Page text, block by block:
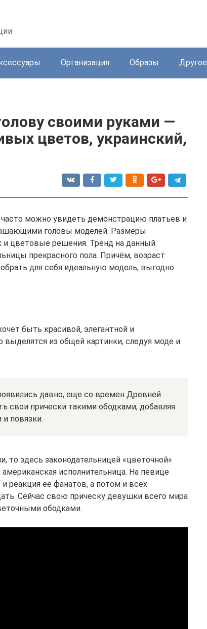
Организация Образы Другое
своими руками —
цветов, украинский,
можно увидеть демонстрацию платьев и
головы моделей. Размеры
и цветовые решения. Тренд на данный
прекрасного пола. Причём, возраст
для себя идеальную модель, выгодно
быть красивой, элегантной и
из общей картинки, следуя моде и
давно, еще со времен Древней
свои прически такими ободками, добавляя
повязки.
то здесь законодательницей «цветочной»
исполнительница. На певице
реакция ее фанатов, а потом и всех
Сейчас свою прическу девушки всего мира
ободками.